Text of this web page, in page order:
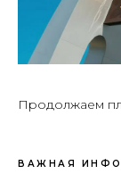
Продолжаем
ВАЖНАЯ